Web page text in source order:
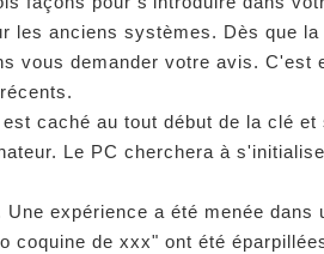
les anciens systèmes. Dès que
vous demander votre avis. C'est
caché au tout début de la clé
Le PC cherchera à
expérience a été menée dans
coquine de xxx" ont été